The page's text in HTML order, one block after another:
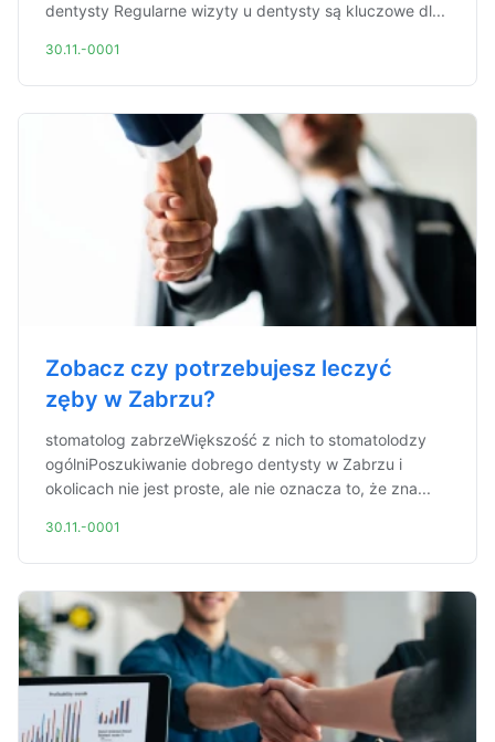
dentysty Regularne wizyty u dentysty są kluczowe dl...
30.11.-0001
Zobacz czy potrzebujesz leczyć
zęby w Zabrzu?
stomatolog zabrzeWiększość z nich to stomatolodzy
ogólniPoszukiwanie dobrego dentysty w Zabrzu i
okolicach nie jest proste, ale nie oznacza to, że zna...
30.11.-0001